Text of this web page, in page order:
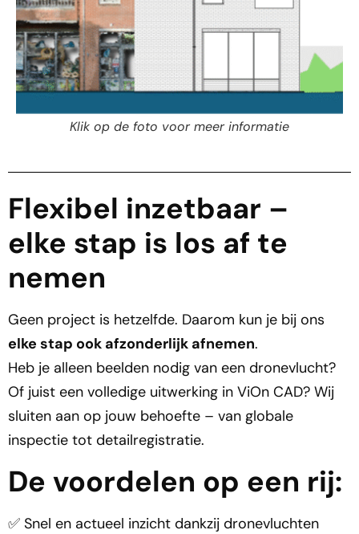
Klik op de foto voor meer informatie
Flexibel inzetbaar –
elke stap is los af te
nemen
Geen project is hetzelfde. Daarom kun je bij ons
elke stap ook afzonderlijk afnemen.
Heb je alleen beelden nodig van een dronevlucht?
Of juist een volledige uitwerking in ViOn CAD? Wij
sluiten aan op jouw behoefte – van globale
inspectie tot detailregistratie.
De voordelen op een rij:
✅ Snel en actueel inzicht dankzij dronevluchten